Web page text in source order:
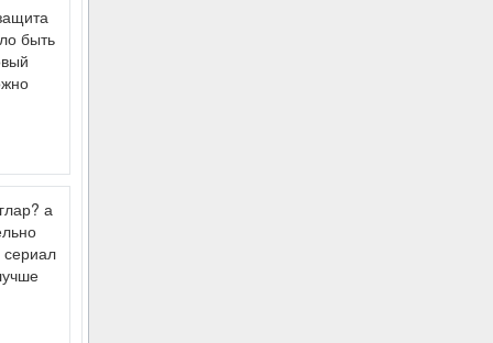
быть
а
сериал